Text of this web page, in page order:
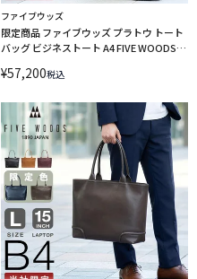
ファイブウッズ
限定商品 ファイブウッズ プラトウ トート
バッグ ビジネストート A4 FIVE WOODS
¥57,200税込